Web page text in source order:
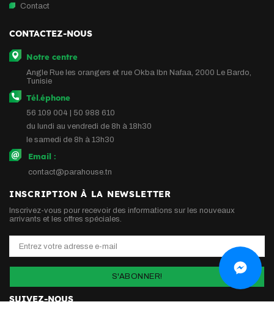
Contact
CONTACTEZ-NOUS
Notre centre
Angle Rue les orangers et rue Okba Ibn Nafaa, 2000 Le Bardo,
Tunisie
Tél.éphone
56 109 004 | 50 988 610
du lundi au vendredi de 8h à 18h30
le samedi de 8h à 13h30
Email :
contact@parahouse.tn
INSCRIPTION À LA NEWSLETTER
Inscrivez-vous pour recevoir des informations sur les nouveaux
arrivants et les offres spéciales.
S'ABONNER!
SUIVEZ-NOUS